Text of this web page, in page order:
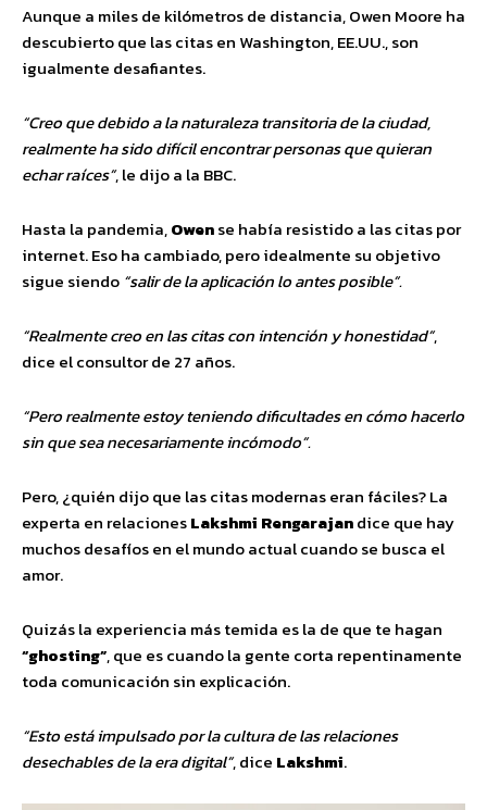
Aunque a miles de kilómetros de distancia, Owen Moore ha
descubierto que las citas en Washington, EE.UU., son
igualmente desafiantes.
“Creo que debido a la naturaleza transitoria de la ciudad,
realmente ha sido difícil encontrar personas que quieran
echar raíces”, le dijo a la BBC.
Hasta la pandemia,Owense había resistido a las citas por
internet. Eso ha cambiado, pero idealmente su objetivo
sigue siendo “salir de la aplicación lo antes posible”.
“Realmente creo en las citas con intención y honestidad”,
dice el consultor de 27 años.
“Pero realmente estoy teniendo dificultades en cómo hacerlo
sin que sea necesariamente incómodo”.
Pero, ¿quién dijo que las citas modernas eran fáciles? La
experta en relacionesLakshmi Rengarajandice que hay
muchos desafíos en el mundo actual cuando se busca el
amor.
Quizás la experiencia más temida es la de que te hagan
“ghosting”, que es cuando la gente corta repentinamente
toda comunicación sin explicación.
“Esto está impulsado por la cultura de las relaciones
desechables de la era digital”, dice Lakshmi.